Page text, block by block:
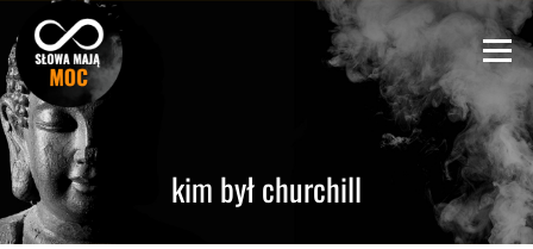
content
Menu
kim był churchill